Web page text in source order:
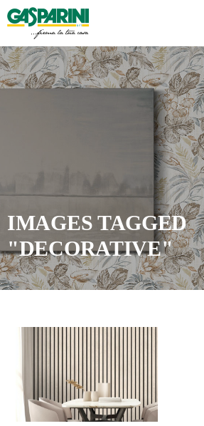
Skip
to
content
IMAGES TAGGED
"DECORATIVE"